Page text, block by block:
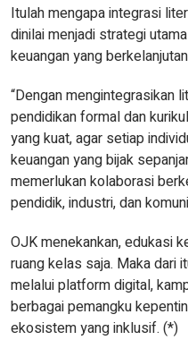
Itulah mengapa integrasi
dinilai menjadi strategi
keuangan yang
“Dengan mengintegrasikan
pendidikan formal dan
yang kuat, agar setiap
keuangan yang bijak
memerlukan kolaborasi
pendidik, industri, dan
OJK menekankan, edukasi
ruang kelas saja. Maka dari
melalui platform digital,
berbagai pemangku
ekosistem yang inklusif. (*)